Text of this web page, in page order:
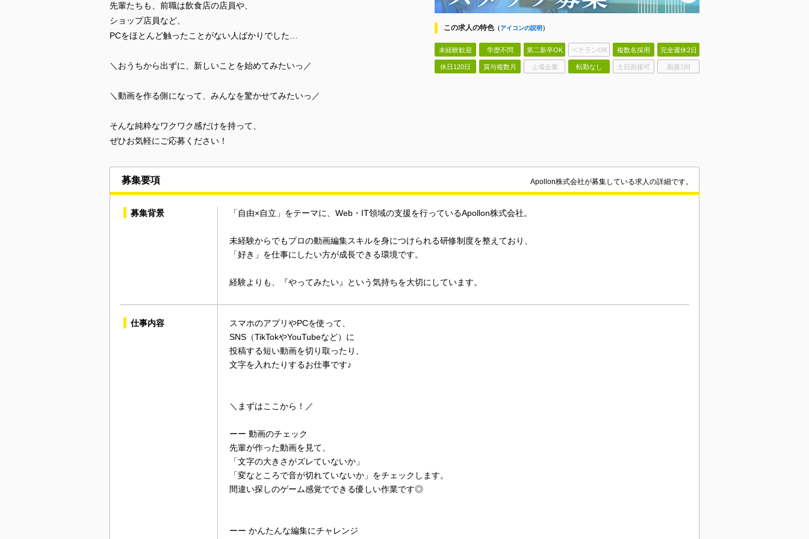
この求人の特色（アイコンの説明）
未経験歓迎 学歴不問 第二新卒OK ベテランOK 複数名採用 完全週休2日
休日120日 賞与複数月 上場企業 転勤なし 土日面接可 面接1回
先輩たちも、前職は飲食店の店員や、
ショップ店員など、
PCをほとんど触ったことがない人ばかりでした…
＼おうちから出ずに、新しいことを始めてみたいっ／
＼動画を作る側になって、みんなを驚かせてみたいっ／
そんな純粋なワクワク感だけを持って、
ぜひお気軽にご応募ください！
募集要項 Apollon株式会社が募集している求人の詳細です。
募集背景 「自由×自立」をテーマに、Web・IT領域の支援を行っているApollon株式会社。
未経験からでもプロの動画編集スキルを身につけられる研修制度を整えており、
「好き」を仕事にしたい方が成長できる環境です。
経験よりも、『やってみたい』という気持ちを大切にしています。
仕事内容
スマホのアプリやPCを使って、
SNS（TikTokやYouTubeなど）に
投稿する短い動画を切り取ったり、
文字を入れたりするお仕事です♪
＼まずはここから！／
ーー 動画のチェック
先輩が作った動画を見て、
「文字の大きさがズレていないか」
「変なところで音が切れていないか」をチェックします。
間違い探しのゲーム感覚でできる優しい作業です◎
ーー かんたんな編集にチャレンジ